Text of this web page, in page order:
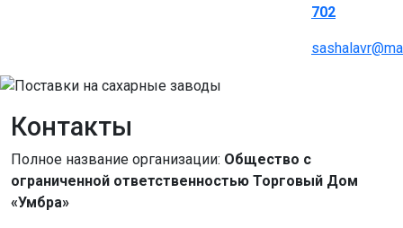
702
Контакты
Полное название организации: Общество с
ограниченной ответственностью Торговый Дом
«Умбра»